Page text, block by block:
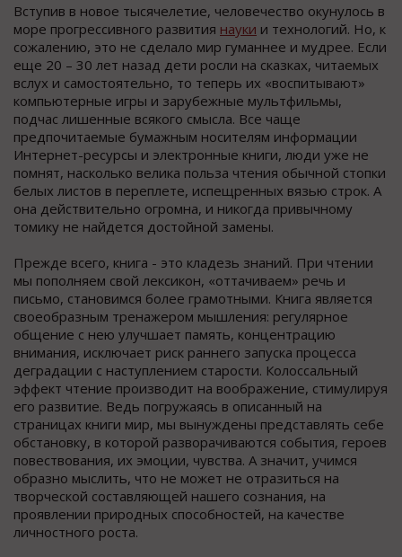
Вступив в новое тысячелетие, человечество окунулось в
море прогрессивного развития науки и технологий. Но, к
сожалению, это не сделало мир гуманнее и мудрее. Если
еще 20 – 30 лет назад дети росли на сказках, читаемых
вслух и самостоятельно, то теперь их «воспитывают»
компьютерные игры и зарубежные мультфильмы,
подчас лишенные всякого смысла. Все чаще
предпочитаемые бумажным носителям информации
Интернет-ресурсы и электронные книги, люди уже не
помнят, насколько велика польза чтения обычной стопки
белых листов в переплете, испещренных вязью строк. А
она действительно огромна, и никогда привычному
томику не найдется достойной замены.
Прежде всего, книга - это кладезь знаний. При чтении
мы пополняем свой лексикон, «оттачиваем» речь и
письмо, становимся более грамотными. Книга является
своеобразным тренажером мышления: регулярное
общение с нею улучшает память, концентрацию
внимания, исключает риск раннего запуска процесса
деградации с наступлением старости. Колоссальный
эффект чтение производит на воображение, стимулируя
его развитие. Ведь погружаясь в описанный на
страницах книги мир, мы вынуждены представлять себе
обстановку, в которой разворачиваются события, героев
повествования, их эмоции, чувства. А значит, учимся
образно мыслить, что не может не отразиться на
творческой составляющей нашего сознания, на
проявлении природных способностей, на качестве
личностного роста.